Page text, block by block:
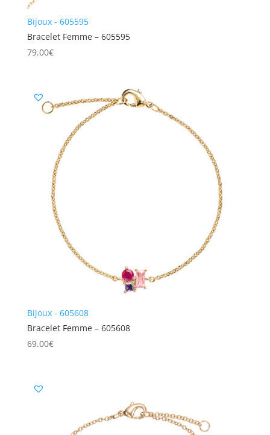
Bijoux - 605595
Bracelet Femme – 605595
79.00€
Bijoux - 605608
Bracelet Femme – 605608
69.00€